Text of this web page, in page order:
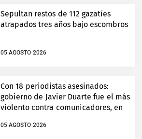
Sepultan restos de 112 gazatíes
atrapados tres años bajo escombros
05 AGOSTO 2026
Con 18 periodistas asesinados:
gobierno de Javier Duarte fue el más
violento contra comunicadores, en
05 AGOSTO 2026